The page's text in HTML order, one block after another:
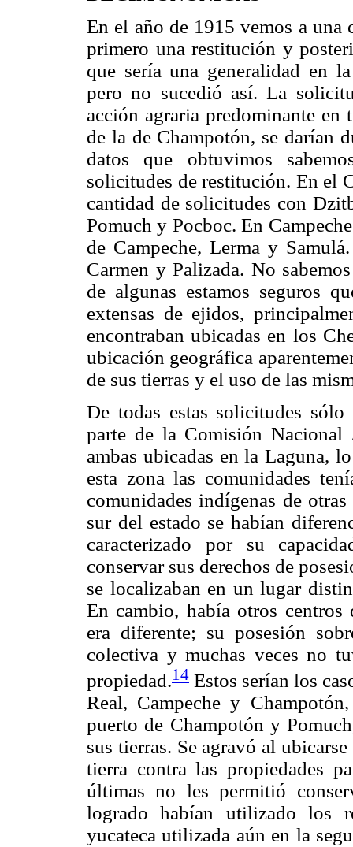
En el año de 1915 vemos a
primero una restitución y
que sería una generalidad en
pero no sucedió así. La
acción agraria predominante en
de la de Champotón, se darían
datos que obtuvimos
solicitudes de restitución. En el
cantidad de solicitudes con
Pomuch y Pocboc. En
de Campeche, Lerma y
Carmen y Palizada. No
de algunas estamos seguros
extensas de ejidos,
encontraban ubicadas en los
ubicación geográfica
de sus tierras y el uso de las
De todas estas solicitudes
parte de la Comisión Nacional
ambas ubicadas en la Laguna,
esta zona las comunidades
comunidades indígenas de
sur del estado se habían
caracterizado por su
conservar sus derechos de
se localizaban en un lugar
En cambio, había otros
era diferente; su posesión
colectiva y muchas veces no
propiedad.14 Estos serían los
Real, Campeche y
puerto de Champotón y
sus tierras. Se agravó al
tierra contra las propiedades
últimas no les permitió
logrado habían utilizado los
yucateca utilizada aún en la